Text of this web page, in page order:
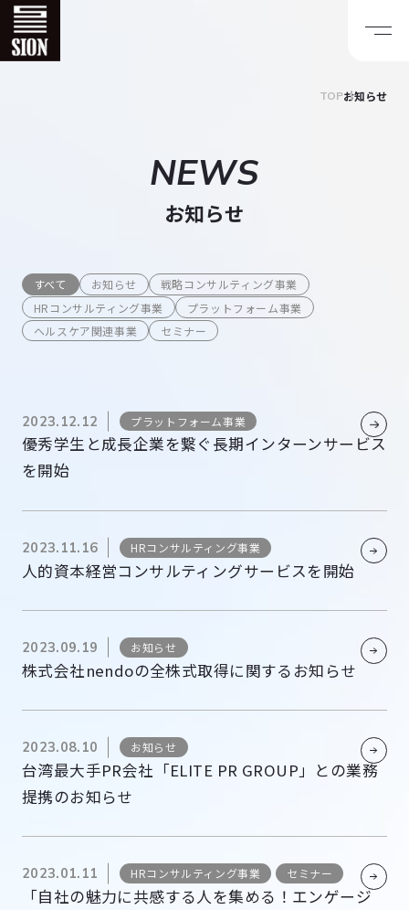
TOPお知らせ
NEWS
お知らせ
すべて お知らせ
戦略コンサルティング事業
HRコンサルティング事業
プラットフォーム事業
ヘルスケア関連事業
セミナー
2023.12.12 プラットフォーム事業
優秀学生と成長企業を繋ぐ長期インターンサービス
を開始
2023.11.16 HRコンサルティング事業
人的資本経営コンサルティングサービスを開始
2023.09.19 お知らせ
株式会社nendoの全株式取得に関するお知らせ
2023.08.10 お知らせ
台湾最大手PR会社「ELITE PR GROUP」との業務
提携のお知らせ
2023.01.11 HRコンサルティング事業 セミナー
「自社の魅力に共感する人を集める！エンゲージ